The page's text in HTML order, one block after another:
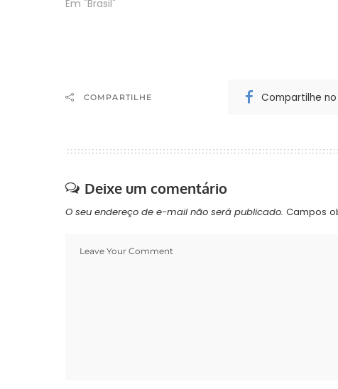
Em "Brasil"
COMPARTILHE Compartilhe
Deixe um comentário
O seu endereço de e-mail não será publicado. Campos